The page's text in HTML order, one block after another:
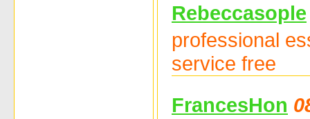
Rebeccasople
professional
service free
FrancesHon